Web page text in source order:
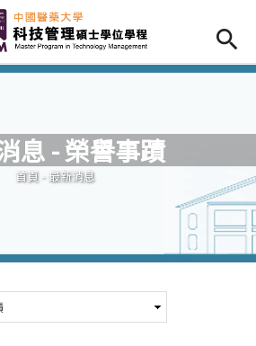
頁to Navigation
to Main content
息 - 榮譽事蹟
您在這裡
首頁 - 最新消息